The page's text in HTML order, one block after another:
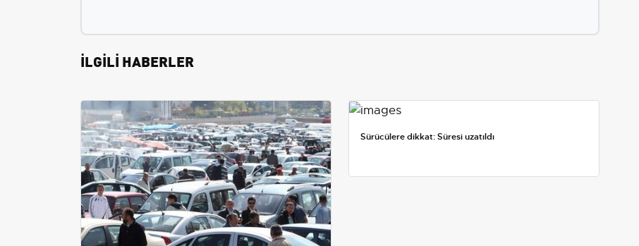
İLGİLİ HABERLER
Sürücülere dikkat: Süresi uzatıldı